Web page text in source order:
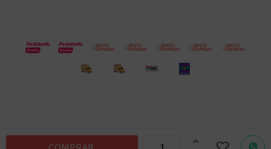

consultas
no dudes